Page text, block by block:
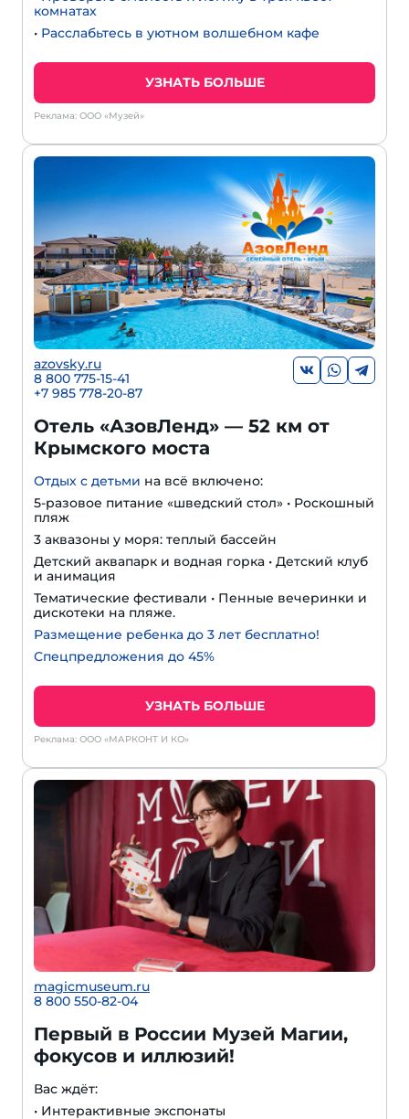
комнатах
• Расслабьтесь в уютном волшебном кафе
УЗНАТЬ БОЛЬШЕ
Реклама: ООО «Музей»
azovsky.ru
8 800 775-15-41
+7 985 778-20-87
Отель «АзовЛенд» — 52 км от
Крымского моста
Отдых с детьми на всё включено:
5-разовое питание «шведский стол» • Роскошный
пляж
3 аквазоны у моря: теплый бассейн
Детский аквапарк и водная горка • Детский клуб
и анимация
Тематические фестивали • Пенные вечеринки и
дискотеки на пляже.
Размещение ребенка до 3 лет бесплатно!
Спецпредложения до 45%
УЗНАТЬ БОЛЬШЕ
Реклама: ООО «МАРКОНТ И КО»
magicmuseum.ru
8 800 550-82-04
Первый в России Музей Магии,
фокусов и иллюзий!
Вас ждёт:
• Интерактивные экспонаты